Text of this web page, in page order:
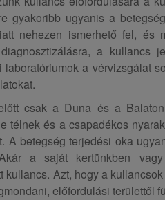
gyakoribb ugyanis a
nehezen ismerhető fel, és
a kullancs
laboratóriumok a vérvizsgálat
csak a Duna és a
télnek és a csapadékos
A betegség terjedési oka
Akár a saját kertünkben
kullancs. Azt, hogy a
előfordulási területtől